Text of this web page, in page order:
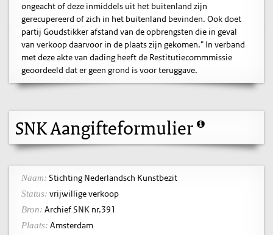
ongeacht of deze inmiddels uit het buitenland zijn
gerecupereerd of zich in het buitenland bevinden. Ook doet
partij Goudstikker afstand van de opbrengsten die in geval
van verkoop daarvoor in de plaats zijn gekomen." In verband
met deze akte van dading heeft de Restitutiecommmissie
geoordeeld dat er geen grond is voor teruggave.
SNK Aangifteformulier
Naam: Stichting Nederlandsch Kunstbezit
Status: vrijwillige verkoop
Bron: Archief SNK nr.391
Plaats: Amsterdam